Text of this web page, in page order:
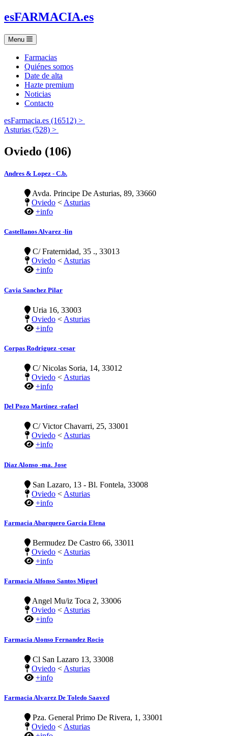
esFARMACIA.es
Menu
Farmacias
Quiénes somos
Date de alta
Hazte premium
Noticias
Contacto
esFarmacia.es (16512) >
Asturias (528) >
Oviedo (106)
Andres & Lopez - C.b.
Avda. Principe De Asturias, 89, 33660
Oviedo < Asturias
+info
Castellanos Alvarez -lin
C/ Fraternidad, 35 ., 33013
Oviedo <Asturias
+info
Cavia Sanchez Pilar
Uria 16, 33003
Oviedo < Asturias
+info
Corpas Rodriguez -cesar
C/ Nicolas Soria, 14, 33012
Oviedo < Asturias
+info
Del Pozo Martinez -rafael
C/ Victor Chavarri, 25, 33001
Oviedo <Asturias
+info
Diaz Alonso -ma. Jose
San Lazaro, 13 - Bl. Fontela, 33008
Oviedo < Asturias
+info
Farmacia Abarquero Garcia Elena
Bermudez De Castro 66, 33011
Oviedo < Asturias
+info
Farmacia Alfonso Santos Miguel
Angel Mu/iz Toca 2, 33006
Oviedo <Asturias
+info
Farmacia Alonso Fernandez Rocio
Cl San Lazaro 13, 33008
Oviedo < Asturias
+info
Farmacia Alvarez De Toledo Saaved
Pza. General Primo De Rivera, 1, 33001
Oviedo < Asturias